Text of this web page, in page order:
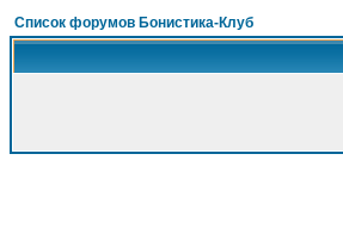
Список форумов Бонистика-Клуб